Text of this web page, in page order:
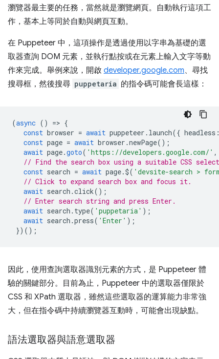
瀏覽器最主要的任務，當然就是瀏覽網頁。自動執行這項工
作，基本上等同於自動與網頁互動。
在 Puppeteer 中，這項操作是透過使用以字串為基礎的選
取器查詢 DOM 元素，並執行點按或在元素上輸入文字等動
作來完成。舉例來說，開啟 developer.google.com、尋找
搜尋框，然後搜尋 puppetaria 的指令碼可能會長這樣：
(async () => {
const browser = await puppeteer . launch({ headless
const page = await browser .newPage();
await page.goto( 'https://developers.google.com/' ,
// Find the search box using a suitable CSS
const search = await page.$( 'devsite-search >
// Click to expand search box and focus it.
await search .click();
// Enter search string and press Enter.
await search . type( 'puppetaria' );
await search .press( 'Enter' );
})();
因此，使用查詢選取器識別元素的方式，是 Puppeteer 體
驗的關鍵部分。目前為止，Puppeteer 中的選取器僅限於
CSS 和 XPath 選取器，雖然這些選取器的運算能力非常強
大，但在指令碼中持續瀏覽器互動時，可能會出現缺點。
語法選取器與語意選取器